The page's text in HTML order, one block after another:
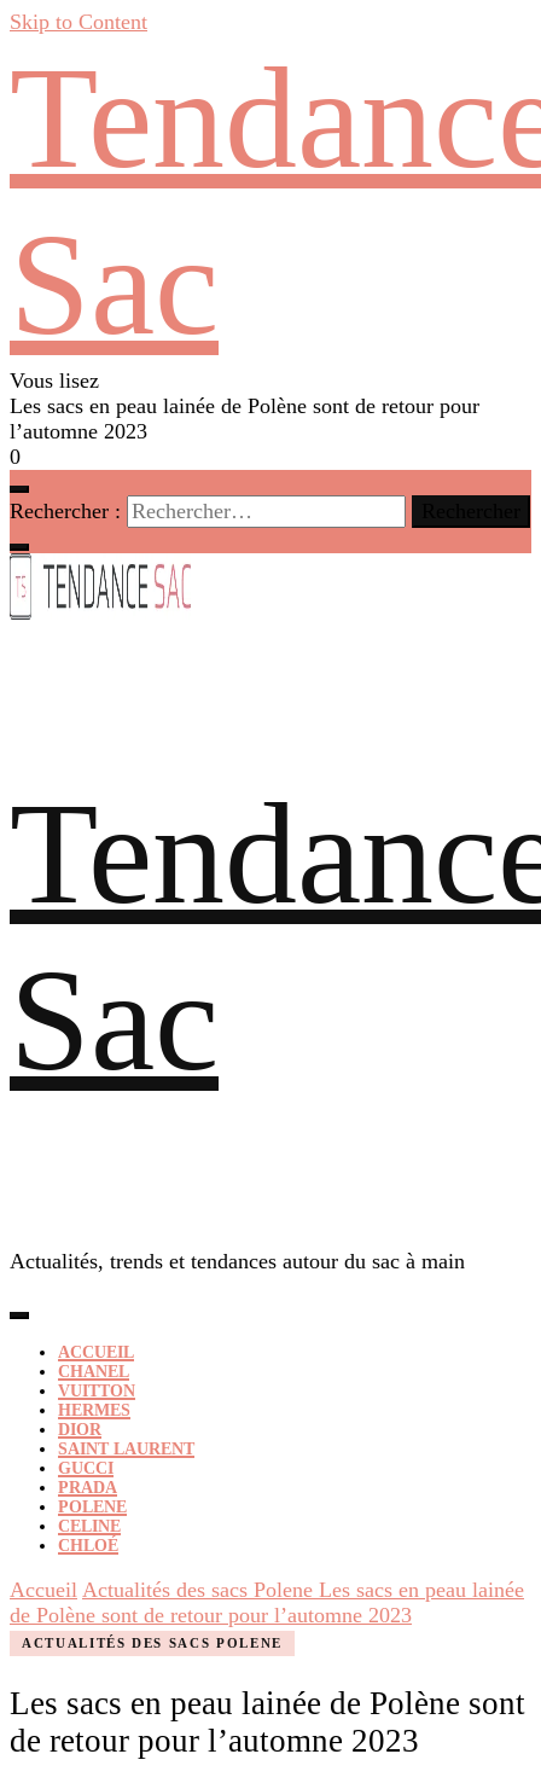
Skip to Content
Sac
Vous lisez
Les sacs en peau lainée de Polène sont de retour pour
l’automne 2023
0
Rechercher :
Sac
Actualités, trends et tendances autour du sac à main
ACCUEIL
CHANEL
VUITTON
HERMES
DIOR
SAINT LAURENT
GUCCI
PRADA
POLENE
CELINE
CHLOÉ
Accueil Actualités des sacs Polene Les sacs en peau lainée
de Polène sont de retour pour l’automne 2023
ACTUALITÉS DES SACS POLENE
Les sacs en peau lainée de Polène sont
de retour pour l’automne 2023